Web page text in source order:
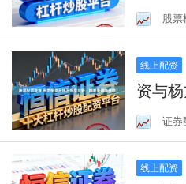
略建议
股票
线上配资
资与
值得证券
线上配资